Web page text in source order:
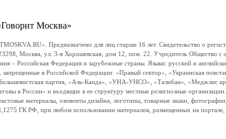
Москва»
Предназначено для лиц старше 16 лет. Свидетельство о
Москва, ул. 3-я Хорошевская, дом 12, пом. 22. Учредитель
– Российская Федерация и зарубежные страны. Языки: русский и
запрещенные в Российской Федерации: «Правый сектор», «Украинская
партия, «Аль-Каида», «УНА-УНСО», «Талибан», «Меджлис
в России» и входящие в ее структуру местные религиозные организации.
материалы, элементы дизайна, логотипы, товарные знаки,
ГК РФ, при любом использовании материалов, размещенных на